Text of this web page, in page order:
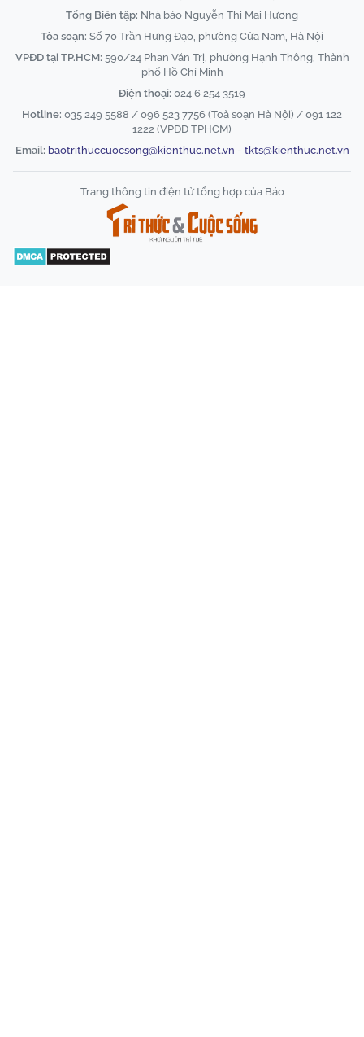
Tổng Biên tập: Nhà báo Nguyễn Thị Mai Hương
Tòa soạn: Số 70 Trần Hưng Đạo, phường Cửa Nam, Hà Nội
VPĐD tại TP.HCM: 590/24 Phan Văn Trị, phường Hạnh Thông, Thành
phố Hồ Chí Minh
Điện thoại: 024 6 254 3519
Hotline: 035 249 5588 / 096 523 7756 (Toà soạn Hà Nội) / 091 122
1222 (VPĐD TPHCM)
Email: baotrithuccuocsong@kienthuc.net.vn - tkts@kienthuc.net.vn
Trang thông tin điện tử tổng hợp của Báo